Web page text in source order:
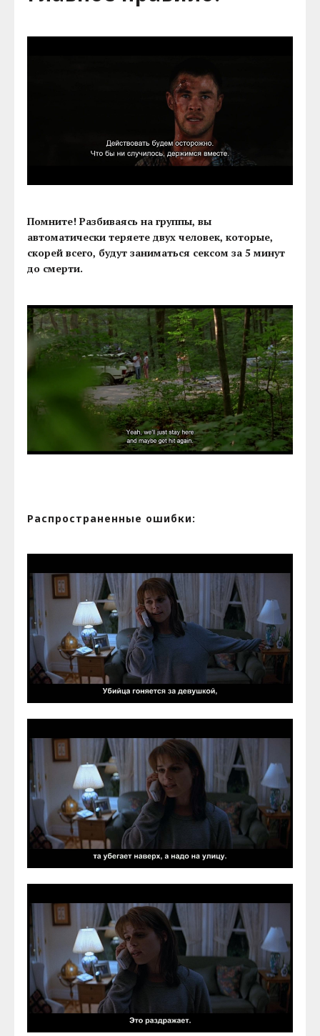
Помните! Разбиваясь на группы, вы
автоматически теряете двух человек, которые,
скорей всего, будут заниматься сексом за 5 минут
до смерти.
Распространенные ошибки: